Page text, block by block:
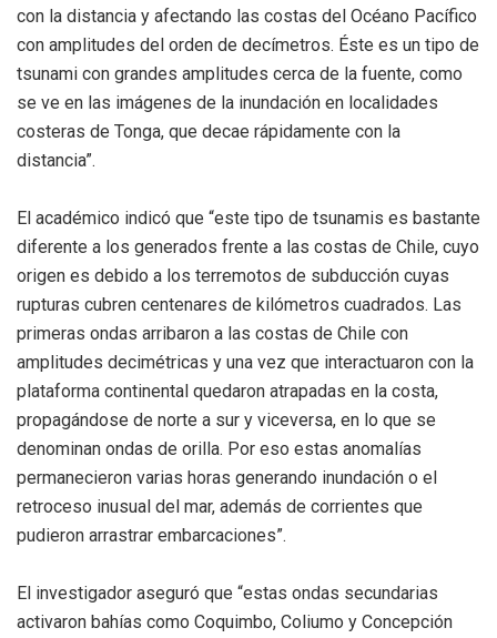
con la distancia y afectando las costas del Océano Pacífico
con amplitudes del orden de decímetros. Éste es un tipo de
tsunami con grandes amplitudes cerca de la fuente, como
se ve en las imágenes de la inundación en localidades
costeras de Tonga, que decae rápidamente con la
distancia”.
El académico indicó que “este tipo de tsunamis es bastante
diferente a los generados frente a las costas de Chile, cuyo
origen es debido a los terremotos de subducción cuyas
rupturas cubren centenares de kilómetros cuadrados. Las
primeras ondas arribaron a las costas de Chile con
amplitudes decimétricas y una vez que interactuaron con la
plataforma continental quedaron atrapadas en la costa,
propagándose de norte a sur y viceversa, en lo que se
denominan ondas de orilla. Por eso estas anomalías
permanecieron varias horas generando inundación o el
retroceso inusual del mar, además de corrientes que
pudieron arrastrar embarcaciones”.
El investigador aseguró que “estas ondas secundarias
activaron bahías como Coquimbo, Coliumo y Concepción